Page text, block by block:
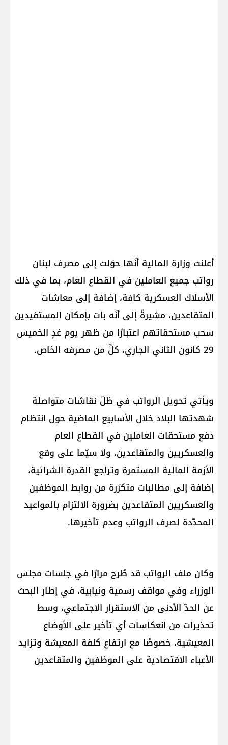
أعلنت وزارة المالية أنّها حوّلت إلى مصرف لبنان
رواتب جميع العاملين في القطاع العام، بما في ذلك
الأسلاك العسكرية كافة، إضافة إلى معاشات
المتقاعدين، مشيرةً إلى أنّه بات بإمكان المستفيدين
سحب مستحقاتهم اعتبارًا من ظهر يوم غدٍ الخميس
29 كانون الثاني الجاري، كلٌّ من مصرفه الخاص.
ويأتي تحويل الرواتب في ظلّ نقاشات متواصلة
شهدتها البلاد خلال الأسابيع الماضية حول انتظام
دفع مستحقات العاملين في القطاع العام
والعسكريين والمتقاعدين، ولا سيّما على وقع
الأزمة المالية المستمرة وتراجع القدرة الشرائية،
إضافة إلى مطالبات متكرّرة من روابط الموظفين
والعسكريين المتقاعدين بضرورة الالتزام بالمواعيد
المحدّدة لصرف الرواتب وعدم تأخيرها.
وكان ملف الرواتب قد طُرح مرارًا في جلسات مجلس
الوزراء وفي مواقف رسمية ونيابية، في إطار البحث
عن الحدّ الأدنى من الاستقرار الاجتماعي، وسط
تحذيرات من انعكاسات أي تأخير على الأوضاع
المعيشية، خصوصًا مع ارتفاع كلفة المعيشة وتزايد
الأعباء الاقتصادية على الموظفين والمتقاعدين